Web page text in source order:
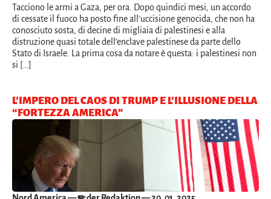
Tacciono le armi a Gaza, per ora. Dopo quindici mesi, un accordo
di cessate il fuoco ha posto fine all’uccisione genocida, che non ha
conosciuto sosta, di decine di migliaia di palestinesi e alla
distruzione quasi totale dell’enclave palestinese da parte dello
Stato di Israele. La prima cosa da notare è questa: i palestinesi non
si […]
L’IMPERO DEL CAOS DI TRUMP E L’ILLUSIONE DELLA
“FORTEZZA AMERICA”